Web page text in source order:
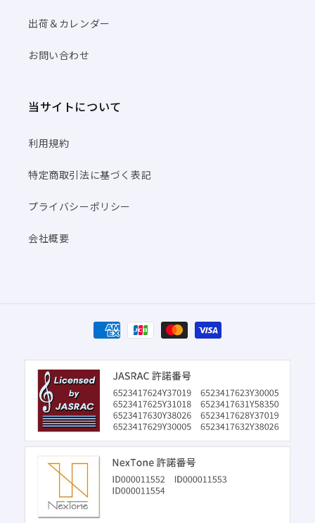
出荷＆カレンダー
お問い合わせ
当サイトについて
利用規約
特定商取引法に基づく表記
プライバシーポリシー
会社概要
決
済
方
法